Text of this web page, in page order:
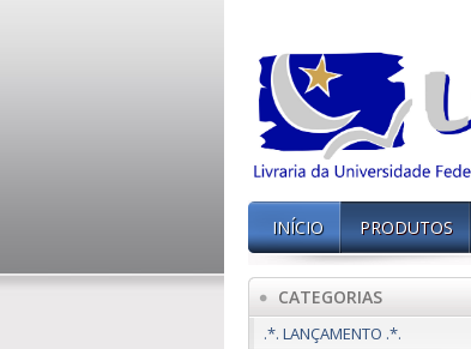
INÍCIO PRODUTOS
CATEGORIAS
.*. LANÇAMENTO .*.